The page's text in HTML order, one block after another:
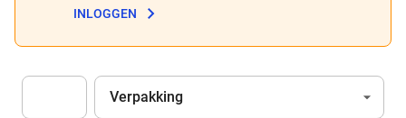
INLOGGEN
Eenheid
Verpakking